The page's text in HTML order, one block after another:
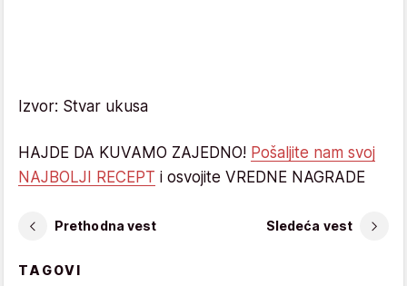
Izvor: Stvar ukusa
HAJDE DA KUVAMO ZAJEDNO! Pošaljite nam svoj
NAJBOLJI RECEPT i osvojite VREDNE NAGRADE
Prethodna vest Sledeća vest
TAGOVI